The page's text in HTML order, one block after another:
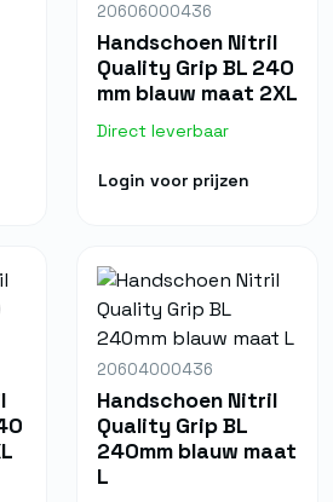
20606000436
Handschoen Nitril
Quality Grip BL 240
mm blauw maat 2XL
Direct leverbaar
Login voor prijzen
20604000436
Handschoen Nitril
Quality Grip BL
240mm blauw maat
L